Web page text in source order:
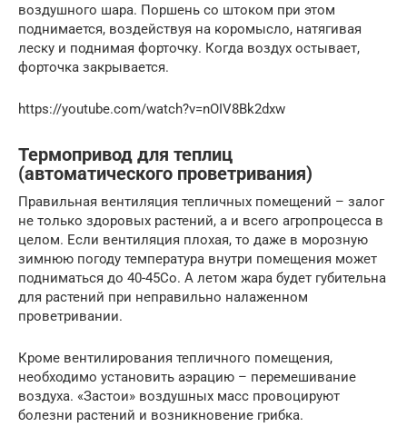
воздушного шара. Поршень со штоком при этом
поднимается, воздействуя на коромысло, натягивая
леску и поднимая форточку. Когда воздух остывает,
форточка закрывается.
https://youtube.com/watch?v=nOIV8Bk2dxw
Термопривод для теплиц
(автоматического проветривания)
Правильная вентиляция тепличных помещений – залог
не только здоровых растений, а и всего агропроцесса в
целом. Если вентиляция плохая, то даже в морозную
зимнюю погоду температура внутри помещения может
подниматься до 40-45Со. А летом жара будет губительна
для растений при неправильно налаженном
проветривании.
Кроме вентилирования тепличного помещения,
необходимо установить аэрацию – перемешивание
воздуха. «Застои» воздушных масс провоцируют
болезни растений и возникновение грибка.